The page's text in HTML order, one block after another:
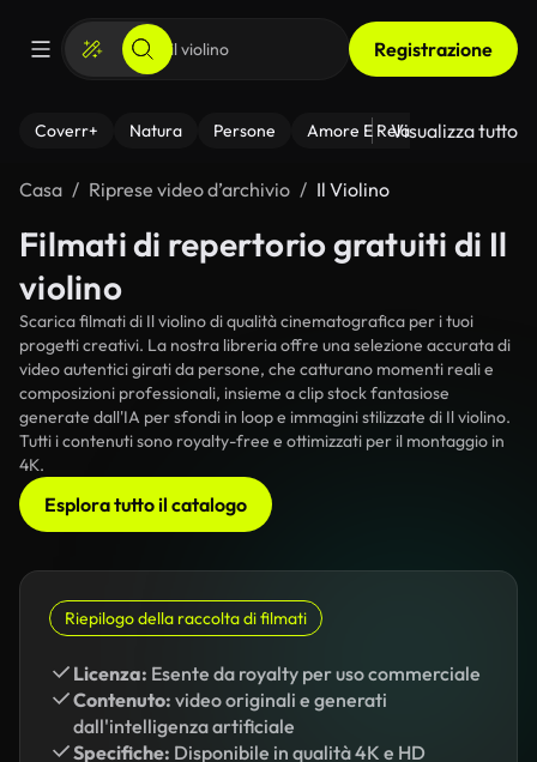
Registrazione
Coverr+ Natura Persone Amore E Relazioni Il
Visualizza tutto
Casa Riprese video d’archivio Il Violino
Filmati di repertorio gratuiti di Il
violino
Scarica filmati di Il violino di qualità cinematografica per i tuoi
progetti creativi. La nostra libreria offre una selezione accurata di
video autentici girati da persone, che catturano momenti reali e
composizioni professionali, insieme a clip stock fantasiose
generate dall'IA per sfondi in loop e immagini stilizzate di Il violino.
Tutti i contenuti sono royalty-free e ottimizzati per il montaggio in
4K.
Esplora tutto il catalogo
Riepilogo della raccolta di filmati
Licenza: Esente da royalty per uso commerciale
Contenuto: video originali e generati
dall'intelligenza artificiale
Specifiche: Disponibile in qualità 4K e HD